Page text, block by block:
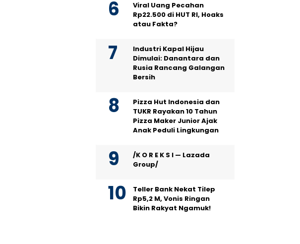
Viral Uang Pecahan
Rp22.500 di HUT RI, Hoaks
atau Fakta?
Industri Kapal Hijau
Dimulai: Danantara dan
Rusia Rancang Galangan
Bersih
Pizza Hut Indonesia dan
TUKR Rayakan 10 Tahun
Pizza Maker Junior Ajak
Anak Peduli Lingkungan
/K O R E K S I — Lazada
Group/
Teller Bank Nekat Tilep
Rp5,2 M, Vonis Ringan
Bikin Rakyat Ngamuk!